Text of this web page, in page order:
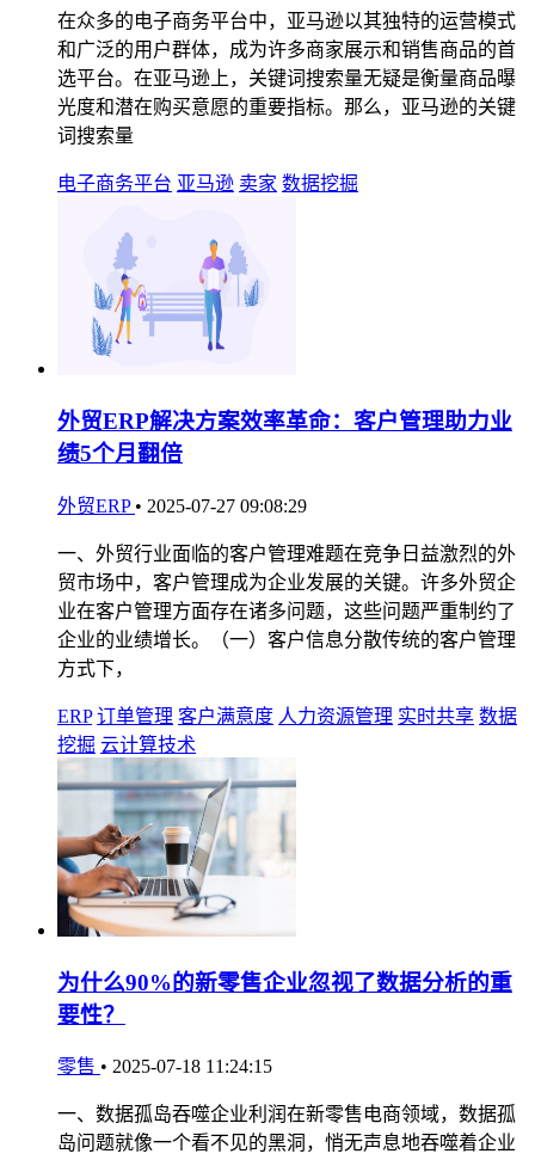
在众多的电子商务平台中，亚马逊以其独特的运营模式
和广泛的用户群体，成为许多商家展示和销售商品的首
选平台。在亚马逊上，关键词搜索量无疑是衡量商品曝
光度和潜在购买意愿的重要指标。那么，亚马逊的关键
词搜索量
电子商务平台 亚马逊 卖家 数据挖掘
外贸ERP解决方案效率革命：客户管理助力业
绩5个月翻倍
外贸ERP • 2025-07-27 09:08:29
一、外贸行业面临的客户管理难题在竞争日益激烈的外
贸市场中，客户管理成为企业发展的关键。许多外贸企
业在客户管理方面存在诸多问题，这些问题严重制约了
企业的业绩增长。（一）客户信息分散传统的客户管理
方式下，
ERP 订单管理 客户满意度 人力资源管理 实时共享 数据
挖掘 云计算技术
为什么90%的新零售企业忽视了数据分析的重
要性？
零售 • 2025-07-18 11:24:15
一、数据孤岛吞噬企业利润在新零售电商领域，数据孤
岛问题就像一个看不见的黑洞，悄无声息地吞噬着企业